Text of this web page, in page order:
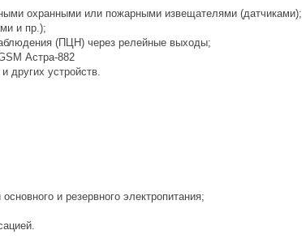
охранными или пожарными извещателями (датчиками);
и пр.);
(ПЦН) через релейные выходы;
Астра-882
других устройств.
и резервного электропитания;